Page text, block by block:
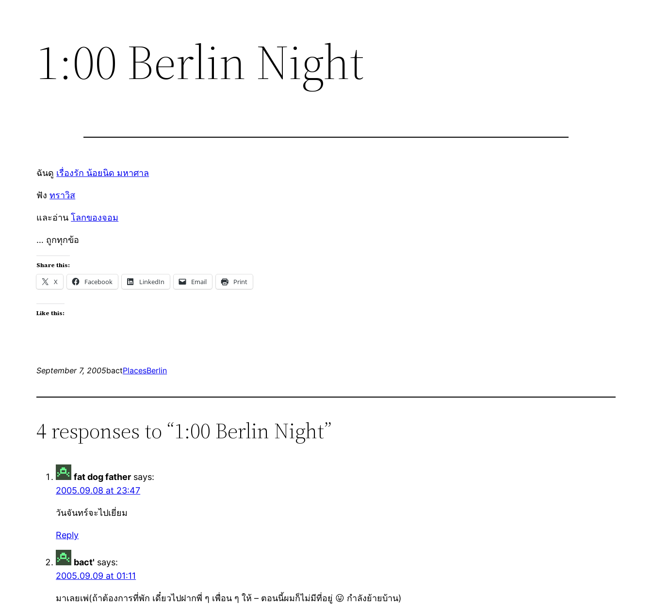
1:00 Berlin Night
ฉันดู เรื่องรัก น้อยนิด มหาศาล
ฟังทราวิส
และอ่านโลกของจอม
… ถูกทุกข้อ
Share this:
X Facebook LinkedIn Email Print
Like this:
September 7, 2005bactPlacesBerlin
4 responses to “1:00 Berlin Night”
fat dog father says:
2005.09.08 at 23:47
วันจันทร์จะไปเยี่ยม
Reply
bact' says:
2005.09.09 at 01:11
มาเลยเพ่(ถ้าต้องการที่พัก เดี๋ยวไปฝากพี่ ๆ เพื่อน ๆ ให้ – ตอนนี้ผมก็ไม่มีที่อยู่ 😛 กำลังย้ายบ้าน)